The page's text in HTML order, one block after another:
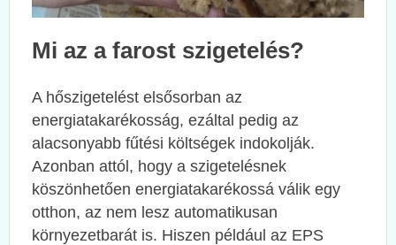
Mi az a farost szigetelés?
A hőszigetelést elsősorban az
energiatakarékosság, ezáltal pedig az
alacsonyabb fűtési költségek indokolják.
Azonban attól, hogy a szigetelésnek
köszönhetően energiatakarékossá válik egy
otthon, az nem lesz automatikusan
környezetbarát is. Hiszen például az EPS